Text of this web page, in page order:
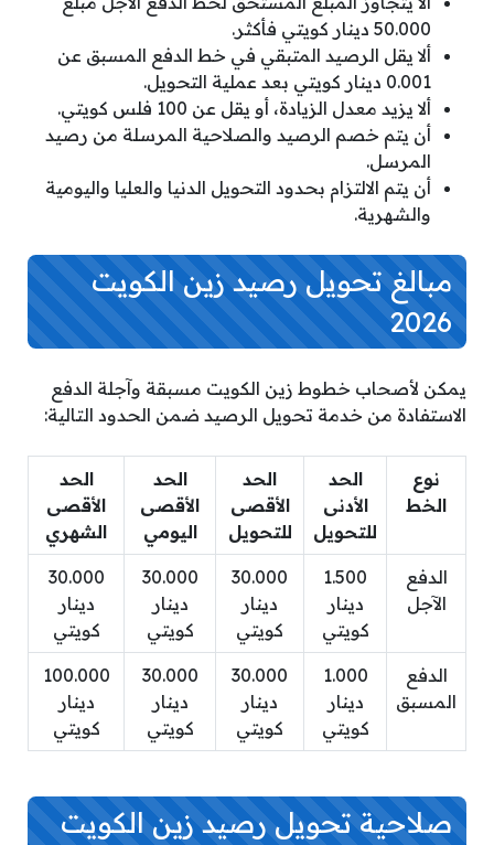
50.000 دينار كويتي فأكثر.
ألا يقل الرصيد المتبقي في خط الدفع المسبق عن
0.001 دينار كويتي بعد عملية التحويل.
ألا يزيد معدل الزيادة، أو يقل عن 100 فلس كويتي.
أن يتم خصم الرصيد والصلاحية المرسلة من رصيد
المرسل.
أن يتم الالتزام بحدود التحويل الدنيا والعليا واليومية
والشهرية.
مبالغ تحويل رصيد زين الكويت
2026
يمكن لأصحاب خطوط زين الكويت مسبقة وآجلة الدفع
الاستفادة من خدمة تحويل الرصيد ضمن الحدود التالية:
نوع
الخط
الحد
الأدنى
للتحويل
الحد
الأقصى
للتحويل
الحد
الأقصى
اليومي
الحد
الأقصى
الشهري
الدفع
الآجل
1.500
دينار
كويتي
30.000
دينار
كويتي
30.000
دينار
كويتي
30.000
دينار
كويتي
الدفع
المسبق
1.000
دينار
كويتي
30.000
دينار
كويتي
30.000
دينار
كويتي
100.000
دينار
كويتي
صلاحية تحويل رصيد زين الكويت